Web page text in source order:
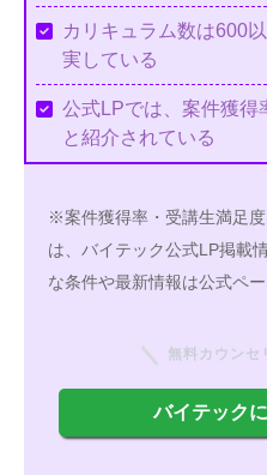
カリキュラム数は600
実している
公式LPでは、案件獲得
と紹介されている
※案件獲得率・受講生満足
は、バイテック公式LP掲載
な条件や最新情報は公式ペ
無料カウンセ
バイテック